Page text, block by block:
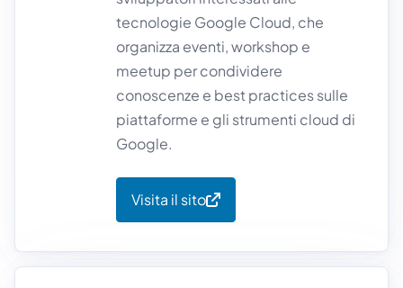
tecnologie Google Cloud, che
organizza eventi, workshop e
meetup per condividere
conoscenze e best practices sulle
piattaforme e gli strumenti cloud di
Google.
Visita il sito